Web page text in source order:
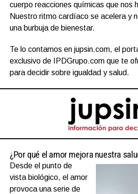
cuerpo reacciones químicas que nos
Nuestro ritmo cardíaco se acelera y
una burbuja de bienestar.
Te lo contamos en jupsin.com, el
exclusivo de IPDGrupo.com que te
para decidir sobre igualdad y salud.
¿Por qué el amor mejora nuestra
Desde el punto de
vista biológico, el amor
provoca una serie de